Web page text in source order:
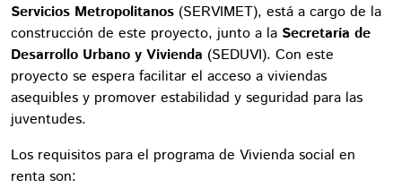
Servicios Metropolitanos (SERVIMET), está a cargo de la
construcción de este proyecto, junto a la Secretaría de
Desarrollo Urbano y Vivienda (SEDUVI). Con este
proyecto se espera facilitar el acceso a viviendas
asequibles y promover estabilidad y seguridad para las
juventudes.
Los requisitos para el programa de Vivienda social en
renta son: